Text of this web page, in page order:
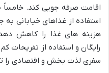
اقامت صرفه جویی کند. خامساً
استفاده از غذاهای خیابانی
هزینه های غذا را کاهش
رایگان و استفاده از تفریحات
سفری لذت بخش و اقتصادی را